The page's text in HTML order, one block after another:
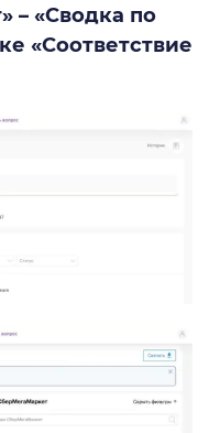
– «Сводка по
«Соответствие